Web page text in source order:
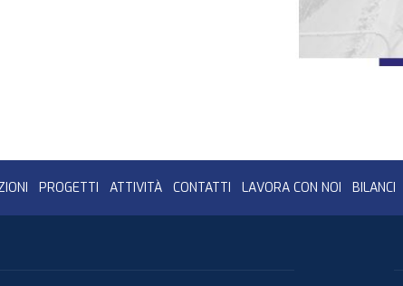
PROGETTI ATTIVITÀ CONTATTI LAVORA CON NOI BILANCI